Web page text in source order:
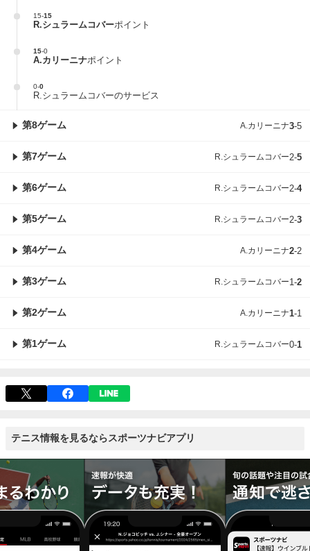
15-15
R.シュラームコバーポイント
15-0
A.カリーニナポイント
0-0
R.シュラームコバーのサービス
第8ゲーム A.カリーニナ3-5
第7ゲーム R.シュラームコバー2-5
第6ゲーム R.シュラームコバー2-4
第5ゲーム R.シュラームコバー2-3
第4ゲーム A.カリーニナ2-2
第3ゲーム R.シュラームコバー1-2
第2ゲーム A.カリーニナ1-1
第1ゲーム R.シュラームコバー0-1
テニス情報を見るならスポーツナビアプリ